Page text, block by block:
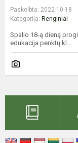
Paskelbta: 2022-10-18
Kategorija: Renginiai
Spalio 18-ą dieną
edukacija penktų kl...